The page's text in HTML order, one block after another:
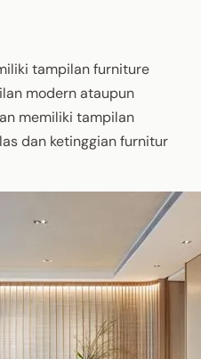
tampilan furniture
modern ataupun
memiliki tampilan
dan ketinggian furnitur